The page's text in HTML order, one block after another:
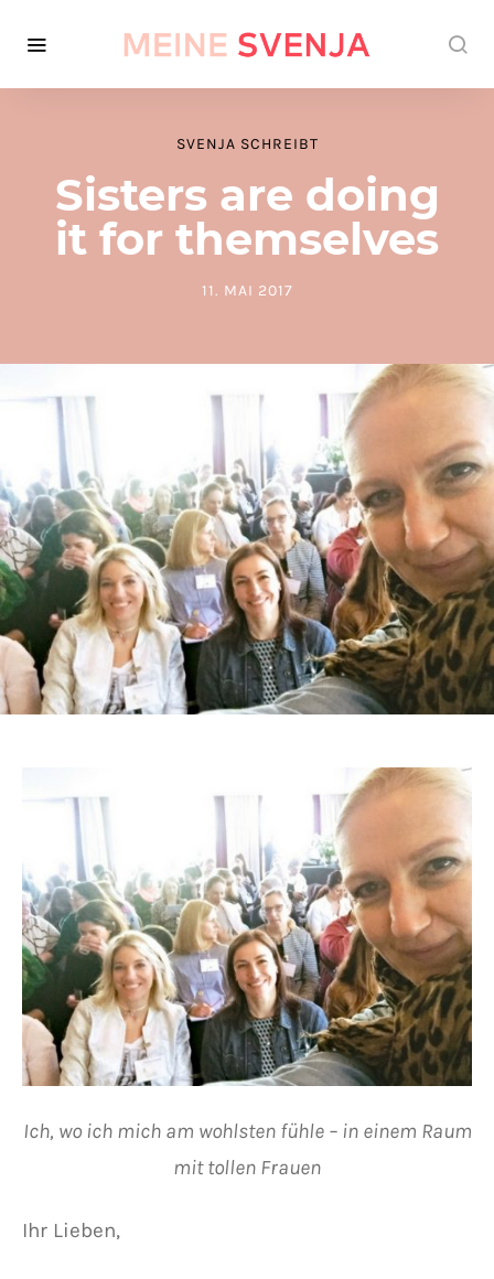
SVENJA SCHREIBT
Sisters are doing
it for themselves
POSTED ON
11. MAI 2017
Ich, wo ich mich am wohlsten fühle – in einem Raum
mit tollen Frauen
Ihr Lieben,